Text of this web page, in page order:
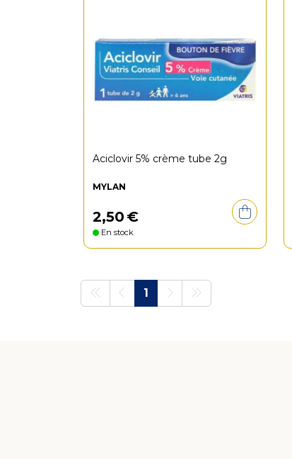
Aciclovir 5% crème tube 2g
MYLAN
2,50 €
En stock
1